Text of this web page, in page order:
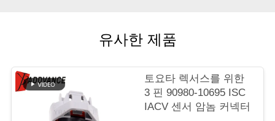
연
락
유사한 제품
토요타 렉서스를 위한
3 핀 90980-10695 ISC
IACV 센서 암놈 커넥터